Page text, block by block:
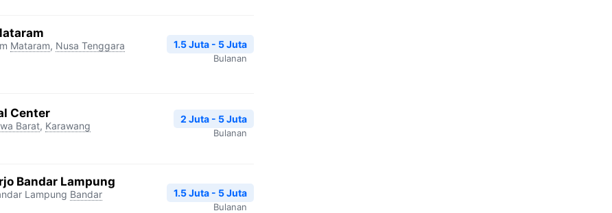
Mataram, Nusa Tenggara
1.5 Juta - 5 Juta
Bulanan
Center
Barat, Karawang
2 Juta - 5 Juta
Bulanan
Bandar Lampung
Lampung Bandar
1.5 Juta - 5 Juta
Bulanan